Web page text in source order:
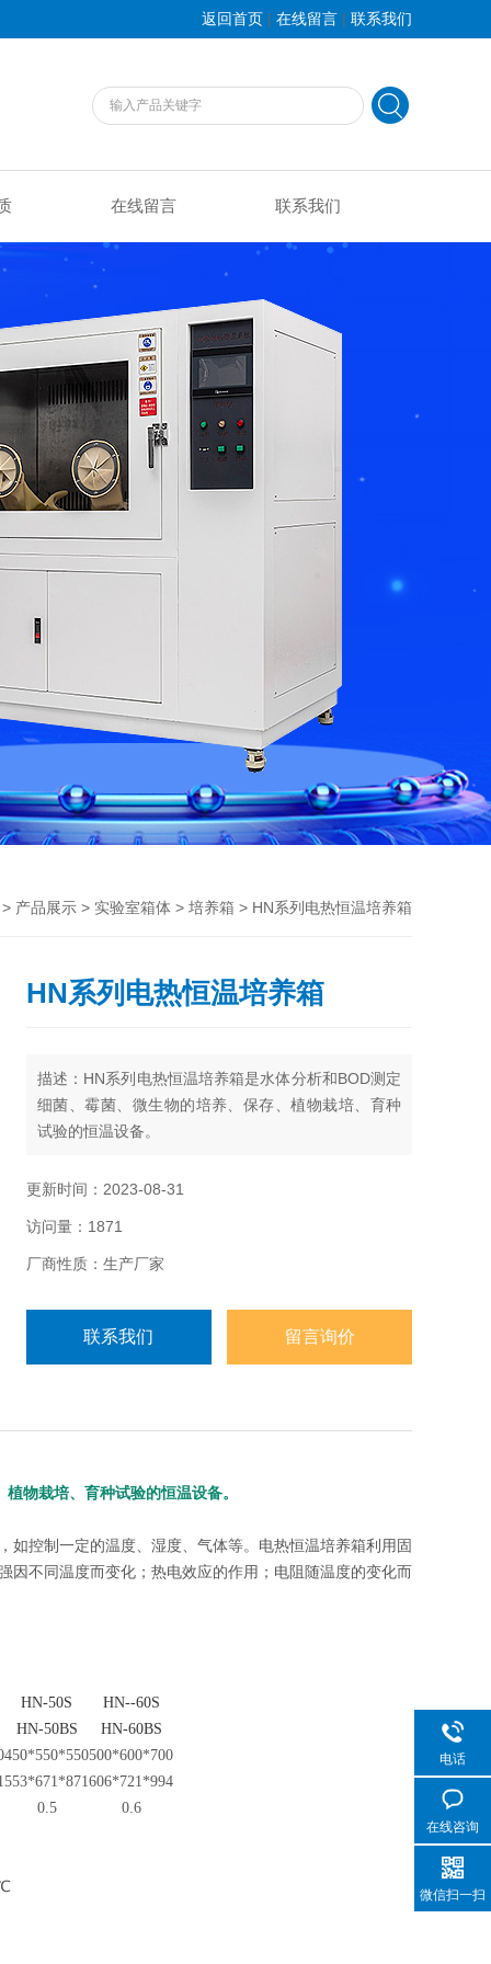
返回首页 | 在线留言 | 联系我们
在线留言 联系我们
产品展示 > 实验室箱体 > 培养箱 > HN系列电热恒温培养箱
HN系列电热恒温培养箱
描述：HN系列电热恒温培养箱是水体分析和BOD测定
细菌、霉菌、微生物的培养、保存、植物栽培、育种
试验的恒温设备。
更新时间：2023-08-31
访问量：1871
厂商性质：生产厂家
联系我们 留言询价
物栽培、育种试验的恒温设备。
控制一定的温度、湿度、气体等。电热恒温培养箱利用固
因不同温度而变化；热电效应的作用；电阻随温度的变化而
HN-50S
HN--60S
HN-50BS
HN-60BS
450*550*550500*600*700
553*671*871606*721*994
0.5
0.6
电话
在线咨询
微信扫一扫